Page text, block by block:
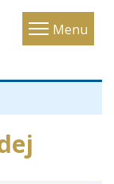
Menu
Toggle